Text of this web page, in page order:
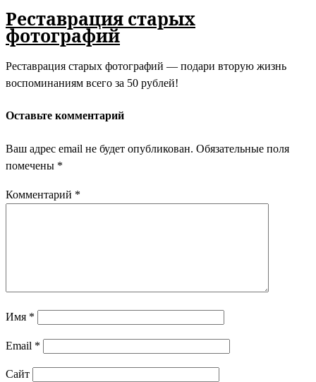
Реставрация старых
фотографий
Реставрация старых фотографий — подари вторую жизнь
воспоминаниям всего за 50 рублей!
Оставьте комментарий
Ваш адрес email не будет опубликован. Обязательные поля
помечены *
Комментарий *
Имя *
Email *
Сайт